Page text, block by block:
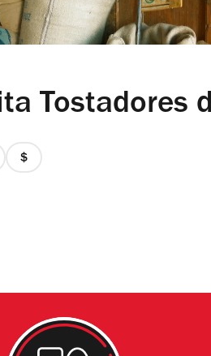
Tostadores
precio